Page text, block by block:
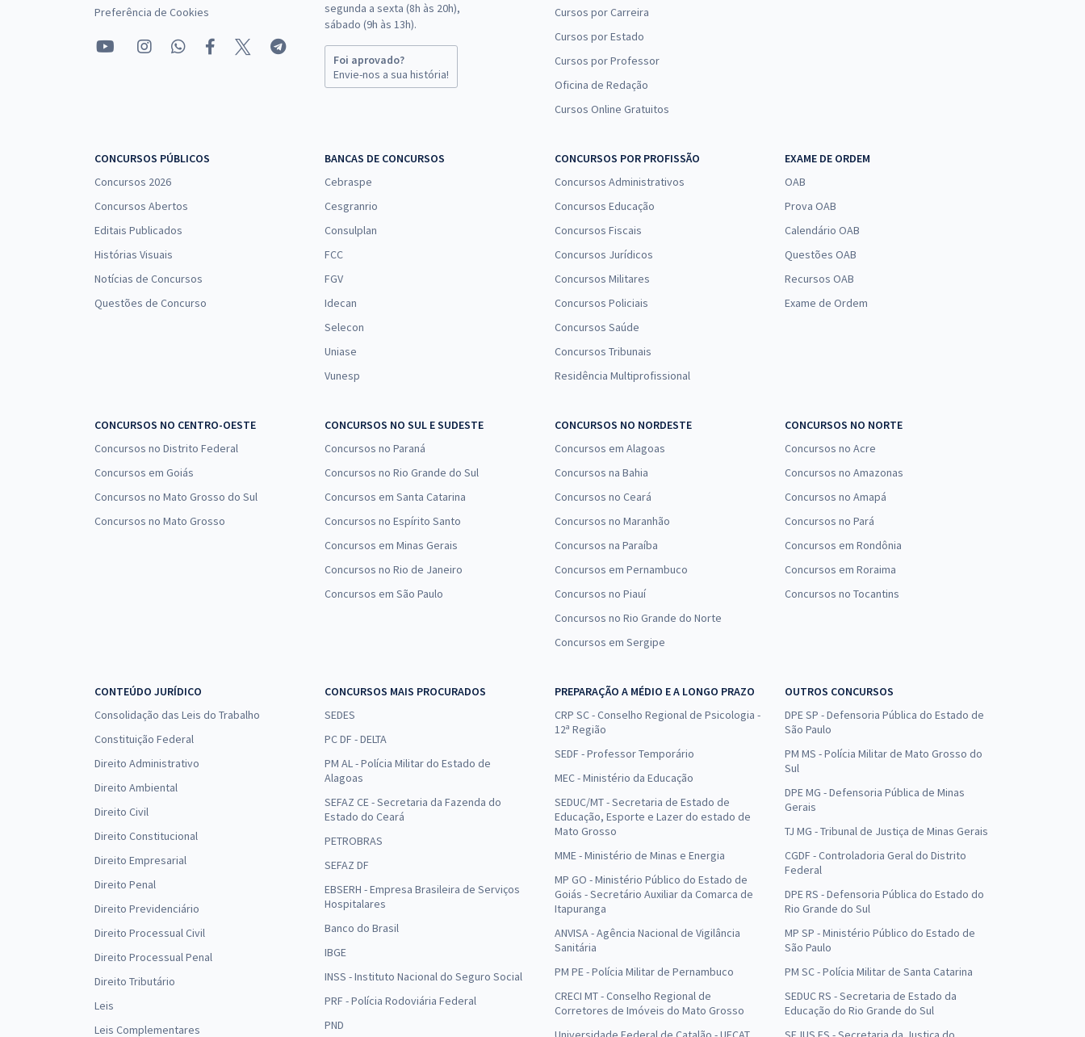
Preferência de Cookies
segunda a sexta (8h às 20h),
sábado (9h às 13h).
Foi aprovado?
Envie-nos a sua história!
Cursos por Carreira
Cursos por Estado
Cursos por Professor
Oficina de Redação
Cursos Online Gratuitos
CONCURSOS PÚBLICOS
Concursos 2026
Concursos Abertos
Editais Publicados
Histórias Visuais
Notícias de Concursos
Questões de Concurso
BANCAS DE CONCURSOS
Cebraspe
Cesgranrio
Consulplan
FCC
FGV
Idecan
Selecon
Uniase
Vunesp
CONCURSOS POR PROFISSÃO
Concursos Administrativos
Concursos Educação
Concursos Fiscais
Concursos Jurídicos
Concursos Militares
Concursos Policiais
Concursos Saúde
Concursos Tribunais
Residência Multiprofissional
EXAME DE ORDEM
OAB
Prova OAB
Calendário OAB
Questões OAB
Recursos OAB
Exame de Ordem
CONCURSOS NO CENTRO-OESTE
Concursos no Distrito Federal
Concursos em Goiás
Concursos no Mato Grosso do Sul
Concursos no Mato Grosso
CONCURSOS NO SUL E SUDESTE
Concursos no Paraná
Concursos no Rio Grande do Sul
Concursos em Santa Catarina
Concursos no Espírito Santo
Concursos em Minas Gerais
Concursos no Rio de Janeiro
Concursos em São Paulo
CONCURSOS NO NORDESTE
Concursos em Alagoas
Concursos na Bahia
Concursos no Ceará
Concursos no Maranhão
Concursos na Paraíba
Concursos em Pernambuco
Concursos no Piauí
Concursos no Rio Grande do Norte
Concursos em Sergipe
CONCURSOS NO NORTE
Concursos no Acre
Concursos no Amazonas
Concursos no Amapá
Concursos no Pará
Concursos em Rondônia
Concursos em Roraima
Concursos no Tocantins
CONTEÚDO JURÍDICO
Consolidação das Leis do Trabalho
Constituição Federal
Direito Administrativo
Direito Ambiental
Direito Civil
Direito Constitucional
Direito Empresarial
Direito Penal
Direito Previdenciário
Direito Processual Civil
Direito Processual Penal
Direito Tributário
Leis
Leis Complementares
CONCURSOS MAIS PROCURADOS
SEDES
PC DF - DELTA
PM AL - Polícia Militar do Estado de
Alagoas
SEFAZ CE - Secretaria da Fazenda do
Estado do Ceará
PETROBRAS
SEFAZ DF
EBSERH - Empresa Brasileira de Serviços
Hospitalares
Banco do Brasil
IBGE
INSS - Instituto Nacional do Seguro Social
PRF - Polícia Rodoviária Federal
PND
PREPARAÇÃO A MÉDIO E A LONGO PRAZO
CRP SC - Conselho Regional de Psicologia -
12ª Região
SEDF - Professor Temporário
MEC - Ministério da Educação
SEDUC/MT - Secretaria de Estado de
Educação, Esporte e Lazer do estado de
Mato Grosso
MME - Ministério de Minas e Energia
MP GO - Ministério Público do Estado de
Goiás - Secretário Auxiliar da Comarca de
Itapuranga
ANVISA - Agência Nacional de Vigilância
Sanitária
PM PE - Polícia Militar de Pernambuco
CRECI MT - Conselho Regional de
Corretores de Imóveis do Mato Grosso
OUTROS CONCURSOS
DPE SP - Defensoria Pública do Estado de
São Paulo
PM MS - Polícia Militar de Mato Grosso do
Sul
DPE MG - Defensoria Pública de Minas
Gerais
TJ MG - Tribunal de Justiça de Minas Gerais
CGDF - Controladoria Geral do Distrito
Federal
DPE RS - Defensoria Pública do Estado do
Rio Grande do Sul
MP SP - Ministério Público do Estado de
São Paulo
PM SC - Polícia Militar de Santa Catarina
SEDUC RS - Secretaria de Estado da
Educação do Rio Grande do Sul